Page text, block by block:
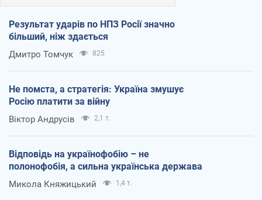
Результат ударів по НПЗ Росії значно
більший, ніж здається
Дмитро Томчук 825
Не помста, а стратегія: Україна змушує
Росію платити за війну
Віктор Андрусів 2,1 т.
Відповідь на українофобію – не
полонофобія, а сильна українська держава
Микола Княжицький 1,4 т.